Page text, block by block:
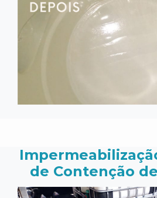
de Contenção